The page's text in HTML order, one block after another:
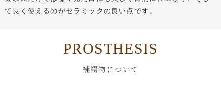
て長く使えるのがセラミックの良い点です。
PROSTHESIS
補綴物について